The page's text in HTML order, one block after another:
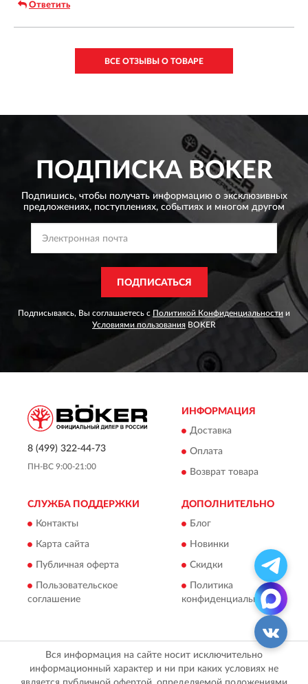
Ответить
ВСЕ ОТЗЫВЫ О ТОВАРЕ
ПОДПИСКАBOKER
Подпишись, чтобы получать информацию о эксклюзивных
предложениях, поступлениях, событиях и многом другом
ПОДПИСАТЬСЯ
Подписываясь, Вы соглашаетесь с Политикой Конфиденциальности и
Условиями пользования BOKER
8 (499) 322-44-73
ПН-ВС 9:00-21:00
ИНФОРМАЦИЯ
Доставка
Оплата
Возврат товара
СЛУЖБА ПОДДЕРЖКИ
Контакты
Карта сайта
Публичная оферта
Пользовательское
соглашение
ДОПОЛНИТЕЛЬНО
Блог
Новинки
Скидки
Политика
конфиденциальности
Вся информация на сайте носит исключительно
информационный характер и ни при каких условиях не